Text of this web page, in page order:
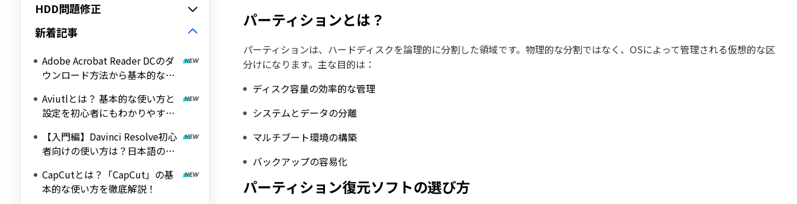
HDD問題修正
新着記事
Adobe Acrobat Reader DCのダ
ウンロード方法から基本的な使
Aviutlとは？ 基本的な使い方と
設定を初心者にもわかりやすく
【入門編】Davinci Resolve初心
者向けの使い方は？日本語の設
CapCutとは？「CapCut」の基
本的な使い方を徹底解説！
パーティションとは？
パーティションは、ハードディスクを論理的に分割した領域です。物理的な分割ではなく、OSによって管理される仮想的な区
分けになります。主な目的は：
ディスク容量の効率的な管理
システムとデータの分離
マルチブート環境の構築
バックアップの容易化
パーティション復元ソフトの選び方